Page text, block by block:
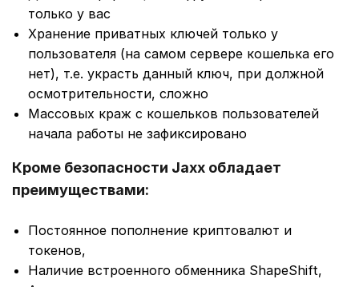
только у вас
Хранение приватных ключей только у
пользователя (на самом сервере кошелька его
нет), т.е. украсть данный ключ, при должной
осмотрительности, сложно
Массовых краж с кошельков пользователей
начала работы не зафиксировано
Кроме безопасности Jaxx обладает
преимуществами:
Постоянное пополнение криптовалют и
токенов,
Наличие встроенного обменника ShapeShift,